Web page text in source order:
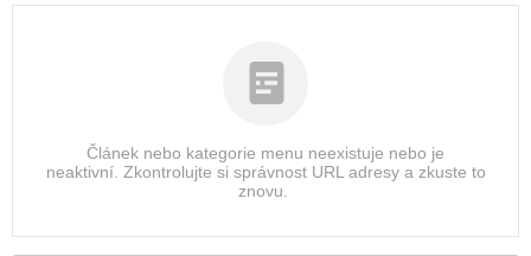
Článek nebo kategorie menu neexistuje nebo je
neaktivní. Zkontrolujte si správnost URL adresy a zkuste to
znovu.